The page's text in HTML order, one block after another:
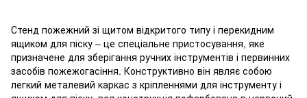
Стенд пожежний зі щитом відкритого типу і перекидним
ящиком для піску – це спеціальне пристосування, яке
призначене для зберігання ручних інструментів і первинних
засобів пожежогасіння. Конструктивно він являє собою
легкий металевий каркас з кріпленнями для інструменту і